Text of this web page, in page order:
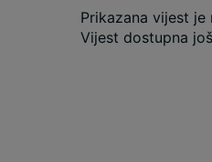
Prikazana vijest je
Vijest dostupna